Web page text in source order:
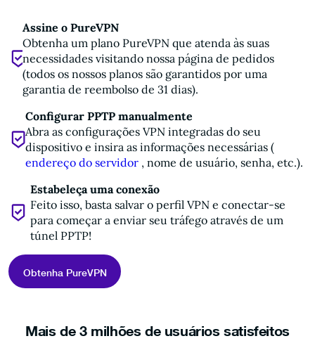
Assine o PureVPN
Obtenha um plano PureVPN que atenda às suas
necessidades visitando nossa página de pedidos
(todos os nossos planos são garantidos por uma
garantia de reembolso de 31 dias).
Configurar PPTP manualmente
Abra as configurações VPN integradas do seu
dispositivo e insira as informações necessárias (
endereço do servidor, nome de usuário, senha, etc.).
Estabeleça uma conexão
Feito isso, basta salvar o perfil VPN e conectar-se
para começar a enviar seu tráfego através de um
túnel PPTP!
Obtenha PureVPN
Mais de 3 milhões de usuários satisfeitos